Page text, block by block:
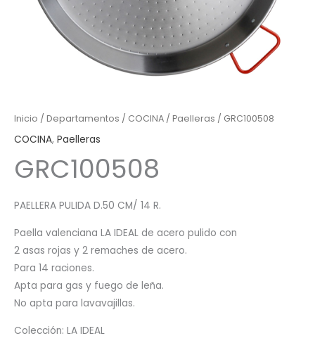
Inicio / Departamentos / COCINA / Paelleras / GRC100508
COCINA, Paelleras
GRC100508
PAELLERA PULIDA D.50 CM/ 14 R.
Paella valenciana LA IDEAL de acero pulido con
2 asas rojas y 2 remaches de acero.
Para 14 raciones.
Apta para gas y fuego de leña.
No apta para lavavajillas.
Colección: LA IDEAL